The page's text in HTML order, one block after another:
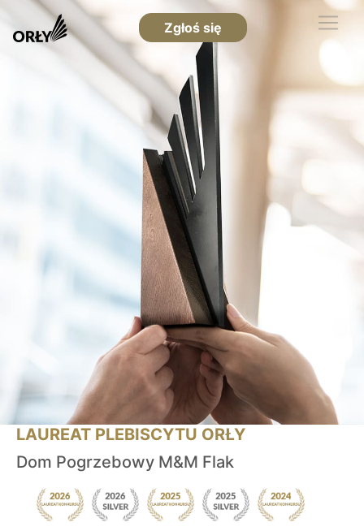
Zgłoś się
LAUREAT PLEBISCYTU ORŁY
Dom Pogrzebowy M&M Flak